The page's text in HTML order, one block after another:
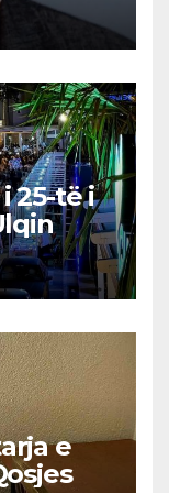
25-të i
e